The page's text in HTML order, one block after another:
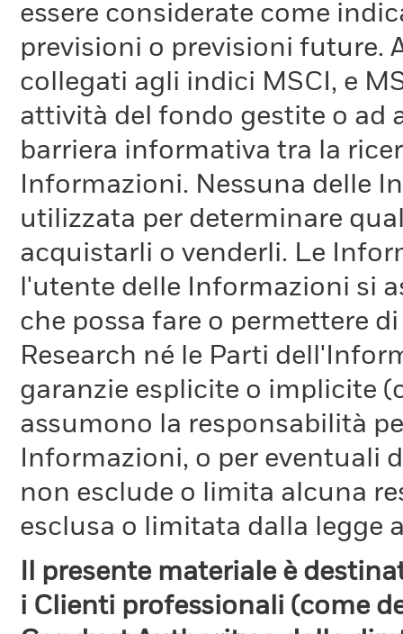
essere considerate come
previsioni o previsioni future.
collegati agli indici MSCI, e
attività del fondo gestite o ad
barriera informativa tra la
Informazioni. Nessuna delle
utilizzata per determinare
acquistarli o venderli. Le
l'utente delle Informazioni si
che possa fare o permettere
Research né le Parti
garanzie esplicite o implicite
assumono la responsabilità
Informazioni, o per eventuali
non esclude o limita alcuna
esclusa o limitata dalla legge
Il presente materiale è
i Clienti professionali (come